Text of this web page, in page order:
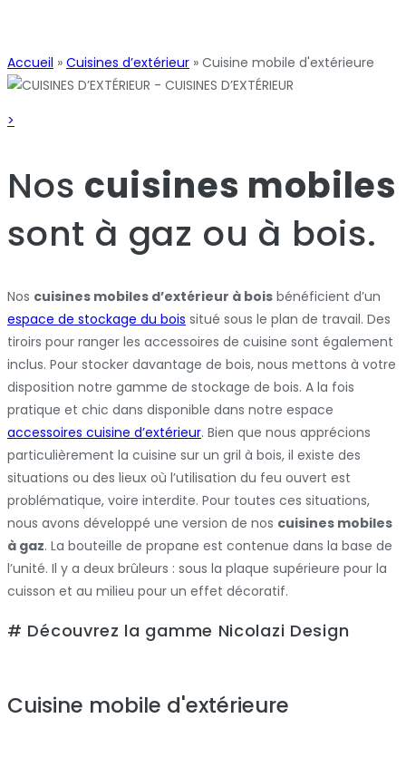
Accueil » Cuisines d’extérieur » Cuisine mobile d'extérieure
>
Nos cuisines mobiles
sont à gaz ou à bois.
Nos cuisines mobiles d’extérieur à bois bénéficient d’un
espace de stockage du bois situé sous le plan de travail. Des
tiroirs pour ranger les accessoires de cuisine sont également
inclus. Pour stocker davantage de bois, nous mettons à votre
disposition notre gamme de stockage de bois. A la fois
pratique et chic dans disponible dans notre espace
accessoires cuisine d’extérieur. Bien que nous apprécions
particulièrement la cuisine sur un gril à bois, il existe des
situations ou des lieux où l’utilisation du feu ouvert est
problématique, voire interdite. Pour toutes ces situations,
nous avons développé une version de nos cuisines mobiles
à gaz. La bouteille de propane est contenue dans la base de
l’unité. Il y a deux brûleurs : sous la plaque supérieure pour la
cuisson et au milieu pour un effet décoratif.
# Découvrez la gamme Nicolazi Design
Cuisine mobile d'extérieure